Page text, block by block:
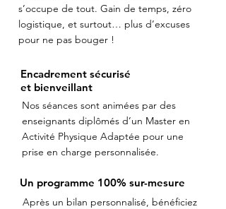
s’occupe de tout. Gain de temps, zéro
logistique, et surtout… plus d’excuses
pour ne pas bouger !
Encadrement sécurisé
et bienveillant
Nos séances sont animées par des
enseignants diplômés d’un Master en
Activité Physique Adaptée pour une
prise en charge personnalisée.
Un programme 100% sur-mesure
Après un bilan personnalisé, bénéficiez